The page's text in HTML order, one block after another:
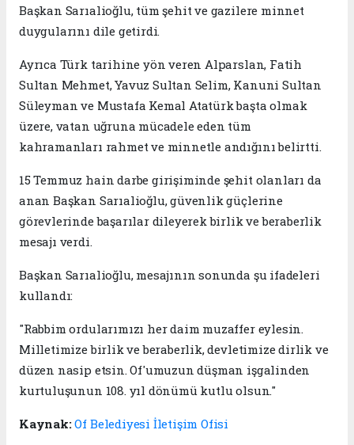
Başkan Sarıalioğlu, tüm şehit ve gazilere minnet
duygularını dile getirdi.
Ayrıca Türk tarihine yön veren Alparslan, Fatih
Sultan Mehmet, Yavuz Sultan Selim, Kanuni Sultan
Süleyman ve Mustafa Kemal Atatürk başta olmak
üzere, vatan uğruna mücadele eden tüm
kahramanları rahmet ve minnetle andığını belirtti.
15 Temmuz hain darbe girişiminde şehit olanları da
anan Başkan Sarıalioğlu, güvenlik güçlerine
görevlerinde başarılar dileyerek birlik ve beraberlik
mesajı verdi.
Başkan Sarıalioğlu, mesajının sonunda şu ifadeleri
kullandı:
"Rabbim ordularımızı her daim muzaffer eylesin.
Milletimize birlik ve beraberlik, devletimize dirlik ve
düzen nasip etsin. Of'umuzun düşman işgalinden
kurtuluşunun 108. yıl dönümü kutlu olsun."
Kaynak:Of Belediyesi İletişim Ofisi